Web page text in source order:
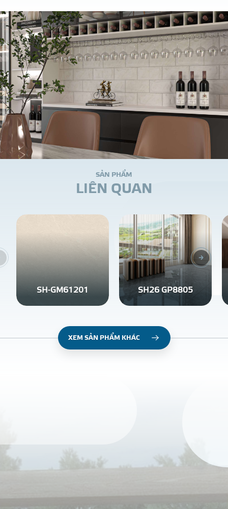
SẢN PHẨM
LIÊN QUAN
SH-GM61201 SH26 GP8805
XEM SẢN PHẨM KHÁC